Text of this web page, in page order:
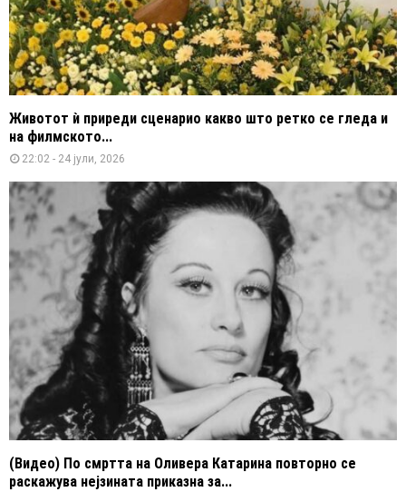
Животот ѝ приреди сценарио какво што ретко се гледа и
на филмското...
22:02 - 24 јули, 2026
(Видео) По смртта на Оливера Катарина повторно се
раскажува нејзината приказна за...